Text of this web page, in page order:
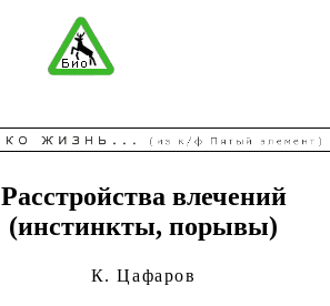
Расстройства влечений
(инстинкты, порывы)
К. Цафаров